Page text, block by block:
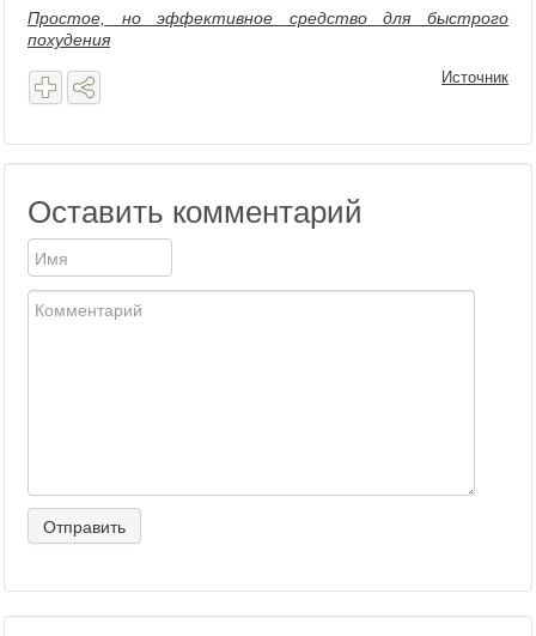
Простое, но эффективное средство для быстрого
похудения
Источник
Оставить комментарий